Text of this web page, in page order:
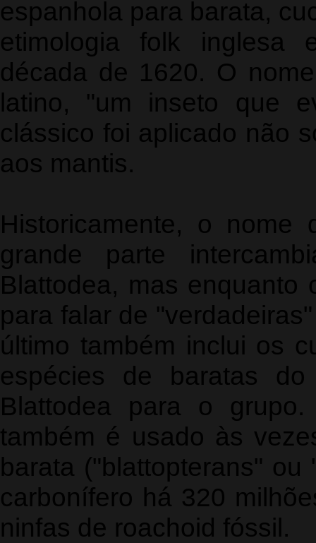
espanhola para barata,
etimologia folk inglesa
década de 1620. O
latino, "um inseto que
clássico foi aplicado não
aos mantis.
Historicamente, o
grande parte
Blattodea, mas enquanto
para falar de
último também inclui os
espécies de baratas
Blattodea para o
também é usado às
barata ("blattopterans"
carbonífero há 320
ninfas de roachoid fóssil.